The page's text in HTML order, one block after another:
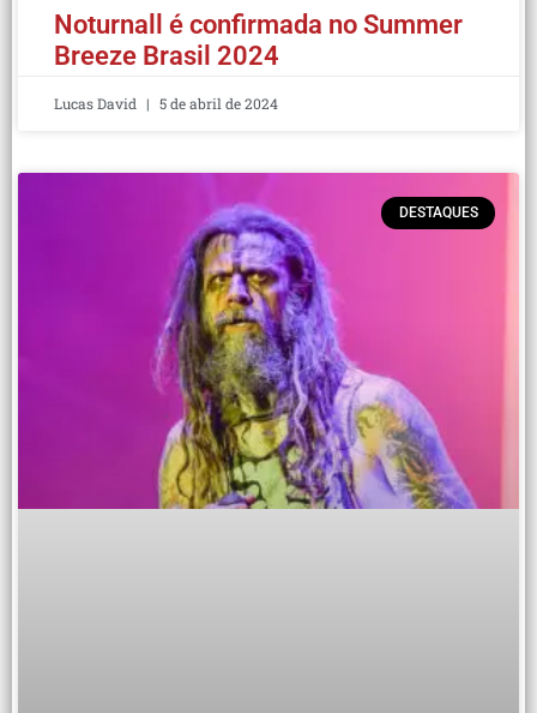
Noturnall é confirmada no Summer
Breeze Brasil 2024
Lucas David 5 de abril de 2024
DESTAQUES